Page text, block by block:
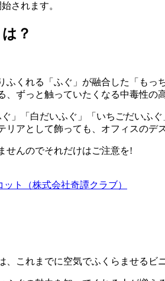
されます。
？
ふくれる「ふぐ」が融合した「も
ずっと触っていたくなる中毒性の
」「白だいふぐ」「いちごだいふ
アとして飾っても、オフィスの
せんのでそれだけはご注意を!
ト（株式会社奇譚クラブ）
これまでに空気でふくらませる